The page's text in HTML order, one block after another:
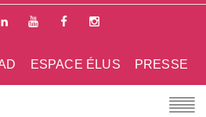
PRESSE
ESPACE ÉLUS